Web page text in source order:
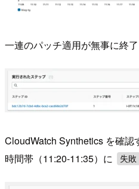
一連のパッチ適用が無事に終了
CloudWatch Synthetics を確
時間帯（11:20-11:35）に
失敗